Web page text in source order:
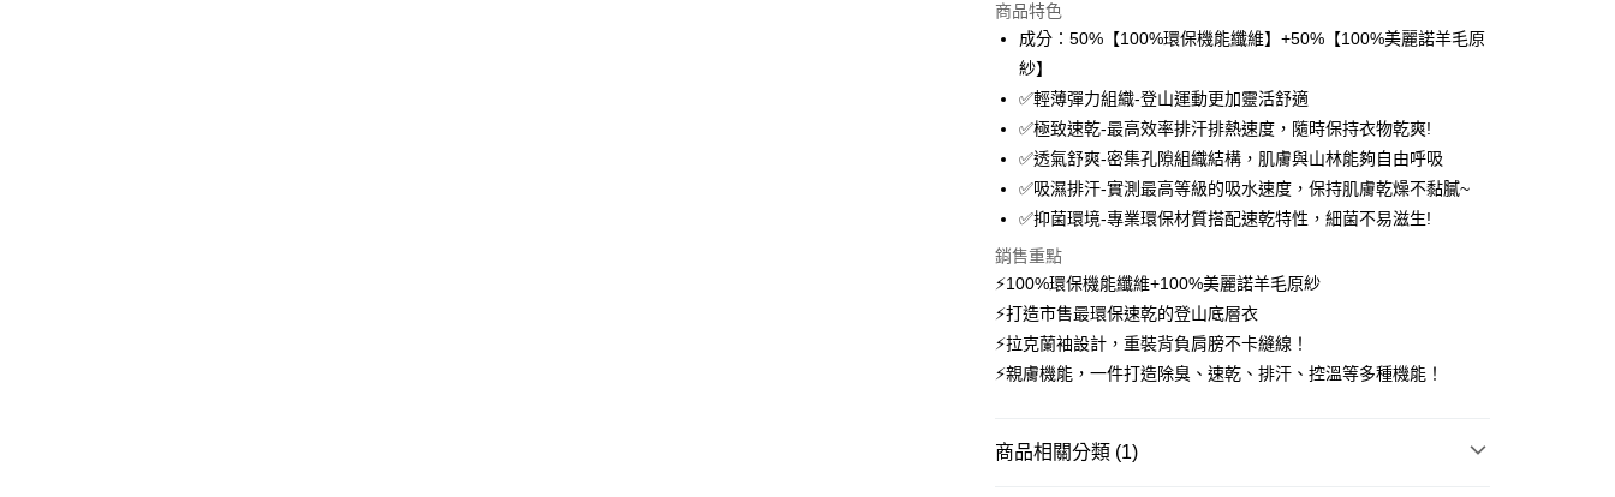
3 期 0 利率 每期 NT$826 21家銀行
合作金庫商業銀行
華南商業銀行
彰化商業銀行
國泰世華商業銀行
兆豐國際商業銀行
臺灣中小企業銀行
台中商業銀行
匯豐（台灣）商業銀行
華泰商業銀行
聯邦商業銀行
遠東國際商業銀行
玉山商業銀行
台新國際商業銀行
中國信託商業銀行
台灣樂天信用卡公司
6 期 0 利率 每期
合作金庫商業銀行
第一商業銀行
華南商業銀行
彰化商業銀行
上海商業儲蓄銀行
台北富邦商業銀行
臺灣中小企業銀行
台中商業銀行
匯豐（台灣）商業銀行
華泰商業銀行
聯邦商業銀行
元大商業銀行
永豐商業銀行
台新國際商業銀行
台灣樂天信用卡公司
12 期 0 利率 每期NT$206
合作金庫商業銀行
第一商業銀行
華南商業銀行
彰化商業銀行
上海商業儲蓄銀行
台北富邦商業銀行
國泰世華商業銀行
兆豐國際商業銀行
匯豐（台灣）商業銀行
聯邦商業銀行
遠東國際商業銀行
元大商業銀行
玉山商業銀行
星展（台灣）商業銀行
台灣樂天信用卡公司
24 期 0 利率 每期NT$103 20家銀行
合作金庫商業銀行
第一商業銀行
華南商業銀行
彰化商業銀行
上海商業儲蓄銀行
台北富邦商業銀行
兆豐國際商業銀行
台中商業銀行
華泰商業銀行
聯邦商業銀行
遠東國際商業銀行
永豐商業銀行
玉山商業銀行
星展（台灣）商業銀行
台新國際商業銀行
LINE Pay
Apple Pay
悠遊付
大哥付你分期
相關說明
2.付款方式選擇「大哥付你分期」，訂單成立後會自動跳轉到大哥付的交易
相關說明
商品特色
成分：50%【100%環保機能纖維】+50%【100%美麗諾羊毛原
紗】
✅輕薄彈力組織-登山運動更加靈活舒適
✅極致速乾-最高效率排汗排熱速度，隨時保持衣物乾爽!
✅透氣舒爽-密集孔隙組織結構，肌膚與山林能夠自由呼吸
✅吸濕排汗-實測最高等級的吸水速度，保持肌膚乾燥不黏膩~
✅抑菌環境-專業環保材質搭配速乾特性，細菌不易滋生!
銷售重點
⚡100%環保機能纖維+100%美麗諾羊毛原紗
⚡打造市售最環保速乾的登山底層衣
⚡拉克蘭袖設計，重裝背負肩膀不卡縫線！
⚡親膚機能，一件打造除臭、速乾、排汗、控溫等多種機能！
商品相關分類 (1)